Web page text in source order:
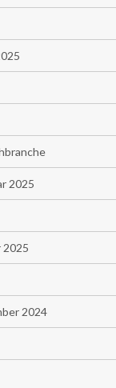
2025
2025
2024